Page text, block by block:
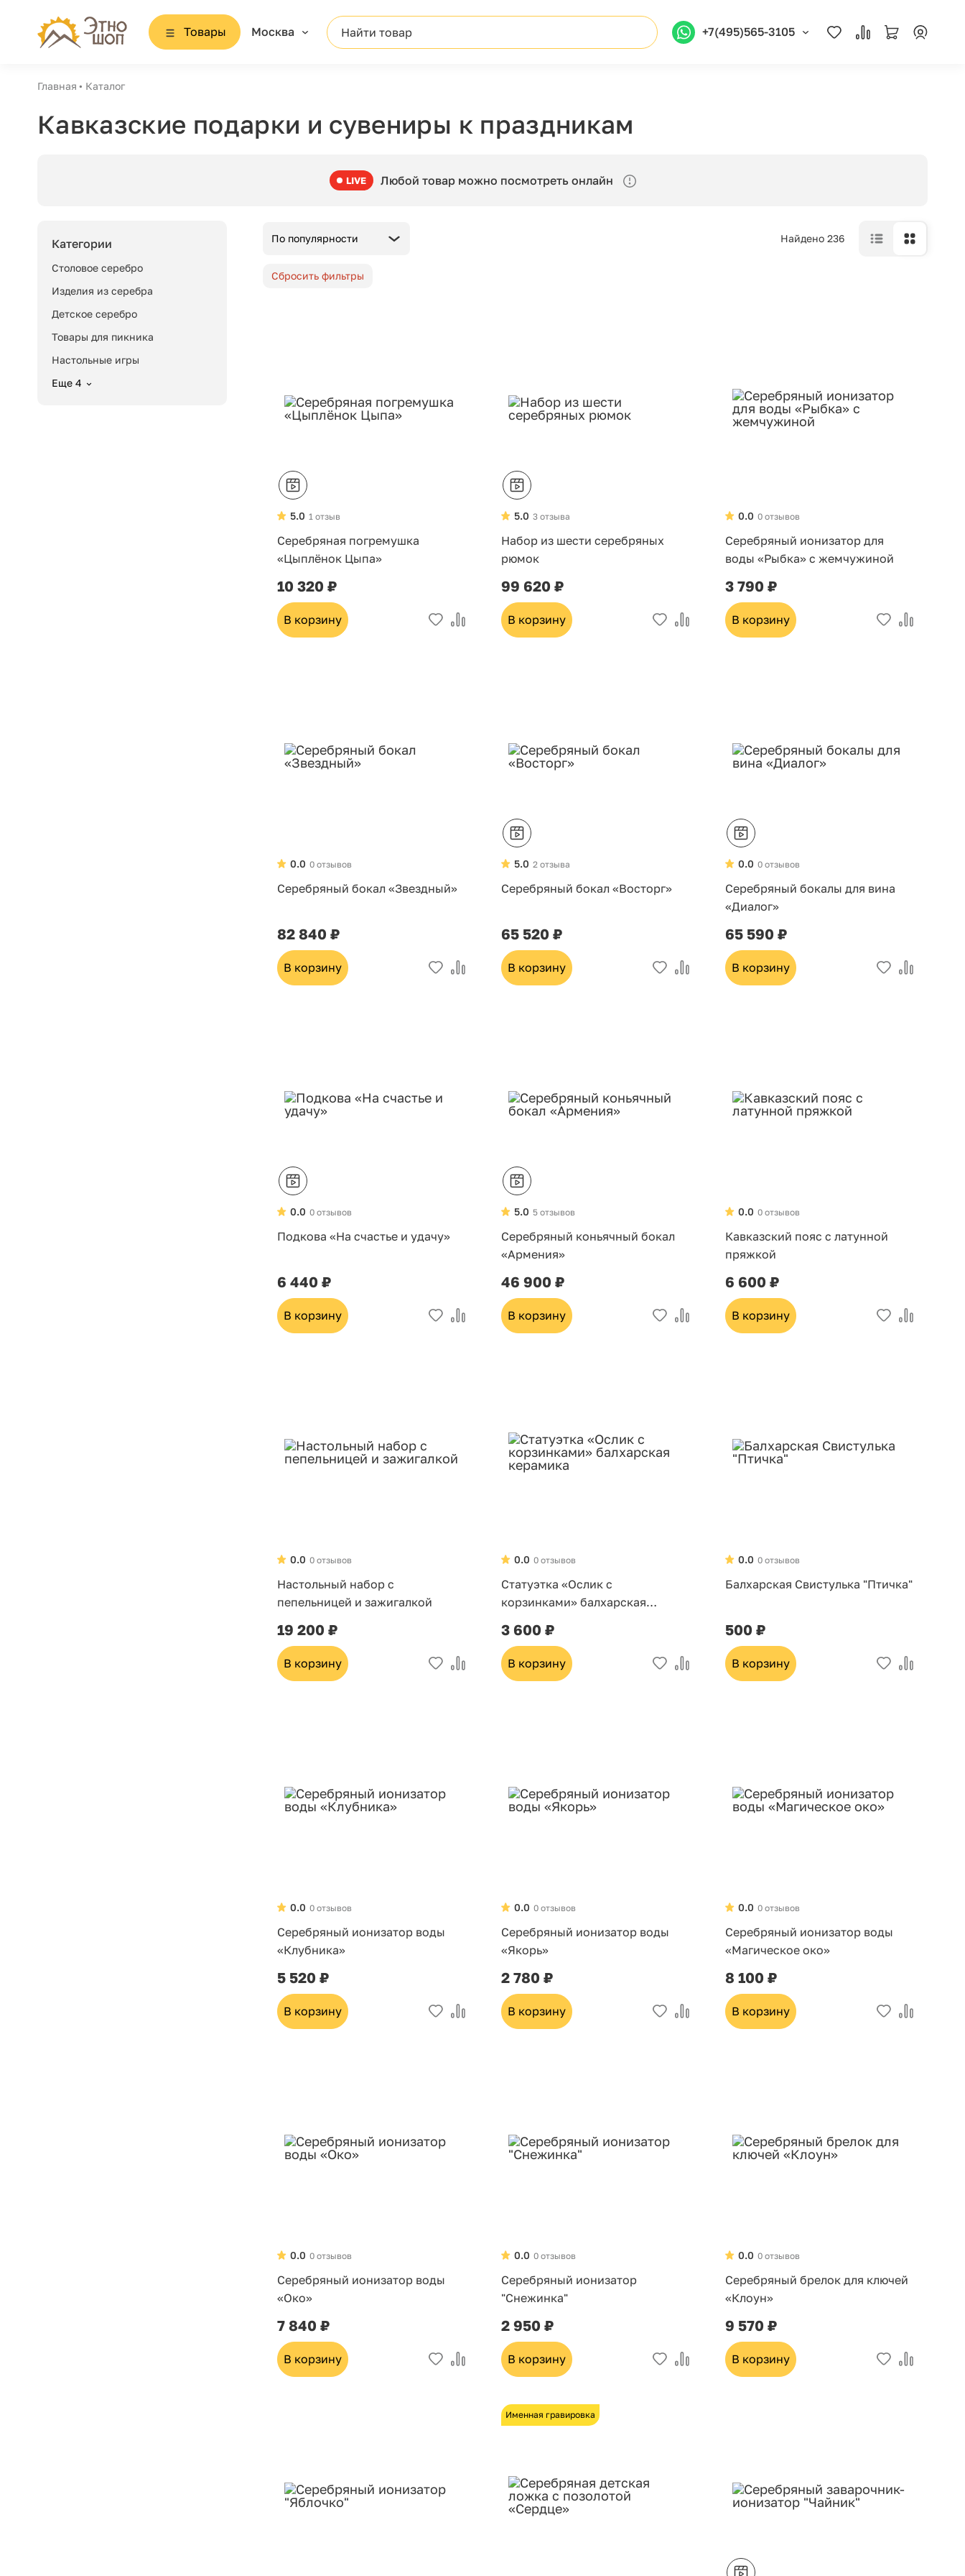
Товары Москва Найти товар +7(495)565-3105
Главная Каталог
Кавказские подарки и сувениры к праздникам
LIVE Любой товар можно посмотреть онлайн
Категории
Столовое серебро
Изделия из серебра
Детское серебро
Товары для пикника
Настольные игры
Еще 4
По популярности Найдено 236
Сбросить фильтры
1 отзыв
5.0
Серебряная погремушка
«Цыплёнок Цыпа»
10 320 ₽
В корзину
3 отзыва
5.0
Набор из шести серебряных
рюмок
99 620 ₽
В корзину
0 отзывов
0.0
Серебряный ионизатор для
воды «Рыбка» с жемчужиной
3 790 ₽
В корзину
0 отзывов
0.0
Серебряный бокал «Звездный»
82 840 ₽
В корзину
2 отзыва
5.0
Серебряный бокал «Восторг»
65 520 ₽
В корзину
0 отзывов
0.0
Серебряный бокалы для вина
«Диалог»
65 590 ₽
В корзину
0 отзывов
0.0
Подкова «На счастье и удачу»
6 440 ₽
В корзину
5 отзывов
5.0
Серебряный коньячный бокал
«Армения»
46 900 ₽
В корзину
0 отзывов
0.0
Кавказский пояс с латунной
пряжкой
6 600 ₽
В корзину
0 отзывов
0.0
Настольный набор с
пепельницей и зажигалкой
19 200 ₽
В корзину
0 отзывов
0.0
Статуэтка «Ослик с
корзинками» балхарская
3 600 ₽
В корзину
0 отзывов
0.0
Балхарская Свистулька "Птичка"
500 ₽
В корзину
0 отзывов
0.0
Серебряный ионизатор воды
«Клубника»
5 520 ₽
В корзину
0 отзывов
0.0
Серебряный ионизатор воды
«Якорь»
2 780 ₽
В корзину
0 отзывов
0.0
Серебряный ионизатор воды
«Магическое око»
8 100 ₽
В корзину
0 отзывов
0.0
Серебряный ионизатор воды
«Око»
7 840 ₽
В корзину
0 отзывов
0.0
Серебряный ионизатор
"Снежинка"
2 950 ₽
В корзину
0 отзывов
0.0
Серебряный брелок для ключей
«Клоун»
9 570 ₽
В корзину
Именная гравировка